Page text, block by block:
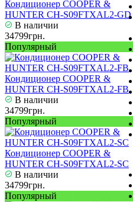
Кондиционер COOPER &
HUNTER CH-S09FTXAL2-GD
В наличии
34799грн.
Популярный
Кондиционер COOPER &
HUNTER CH-S09FTXAL2-FB
В наличии
34799грн.
Популярный
Кондиционер COOPER &
HUNTER CH-S09FTXAL2-SC
В наличии
34799грн.
Популярный